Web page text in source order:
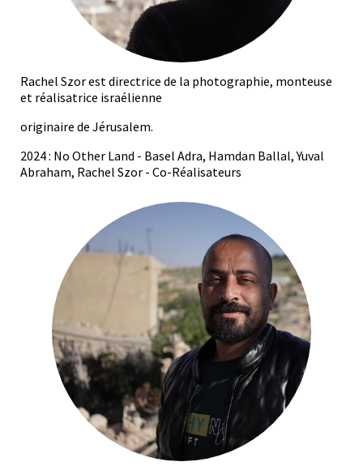
Rachel Szor est directrice de la photographie, monteuse
et réalisatrice israélienne
originaire de Jérusalem.
2024 : No Other Land - Basel Adra, Hamdan Ballal, Yuval
Abraham, Rachel Szor - Co-Réalisateurs